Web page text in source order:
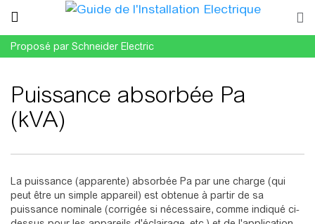
Proposé par Schneider Electric
Puissance absorbée Pa
(kVA)
La puissance (apparente) absorbée Pa par une charge (qui
peut être un simple appareil) est obtenue à partir de sa
puissance nominale (corrigée si nécessaire, comme indiqué ci-